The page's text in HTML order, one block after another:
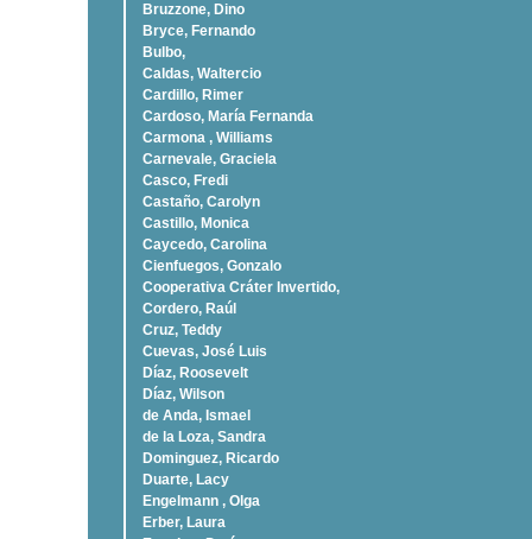
Bruzzone, Dino
Bryce, Fernando
Bulbo,
Caldas, Waltercio
Cardillo, Rimer
Cardoso, Marí­a Fernanda
Carmona , Williams
Carnevale, Graciela
Casco, Fredi
Castaño, Carolyn
Castillo, Monica
Caycedo, Carolina
Cienfuegos, Gonzalo
Cooperativa Cráter Invertido,
Cordero, Raúl
Cruz, Teddy
Cuevas, José Luis
Díaz, Roosevelt
Dí­az, Wilson
de Anda, Ismael
de la Loza, Sandra
Dominguez, Ricardo
Duarte, Lacy
Engelmann , Olga
Erber, Laura